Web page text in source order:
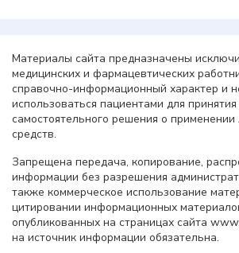
Материалы сайта предназначены
медицинских и фармацевтических
справочно-информационный характер и
использоваться пациентами для принятия
самостоятельного решения о применении
средств.
Запрещена передача, копирование,
информации без разрешения
также коммерческое использование
цитировании информационных
опубликованных на страницах сайта
на источник информации обязательна.